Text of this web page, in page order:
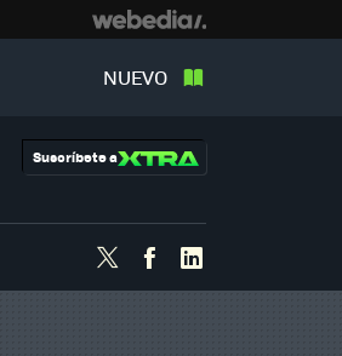
NUEVO
Suscríbete a
TwitterFacebook